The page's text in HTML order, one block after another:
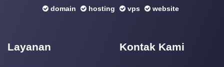
domain hosting vps website
Layanan Kontak Kami